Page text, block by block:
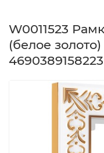
W0011523
(белое
4690389158223